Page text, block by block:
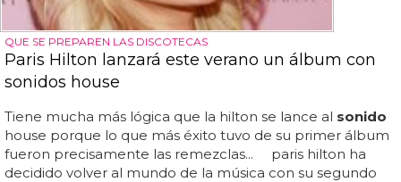
QUE SE PREPAREN LAS DISCOTECAS
Paris Hilton lanzará este verano un álbum con
sonidos house
Tiene mucha más lógica que la hilton se lance al sonido
house porque lo que más éxito tuvo de su primer álbum
fueron precisamente las remezclas... paris hilton ha
decidido volver al mundo de la música con su segundo